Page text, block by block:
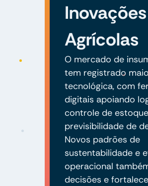
Inovações
Agrícolas
O mercado de
tem registrado
tecnológica, com
digitais apoiando
controle de
previsibilidade de
Novos padrões de
sustentabilidade e
operacional
decisões e